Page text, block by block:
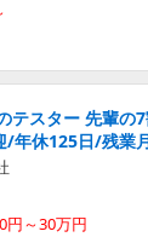
テスター 先輩の
/年休125日/残業
円～30万円